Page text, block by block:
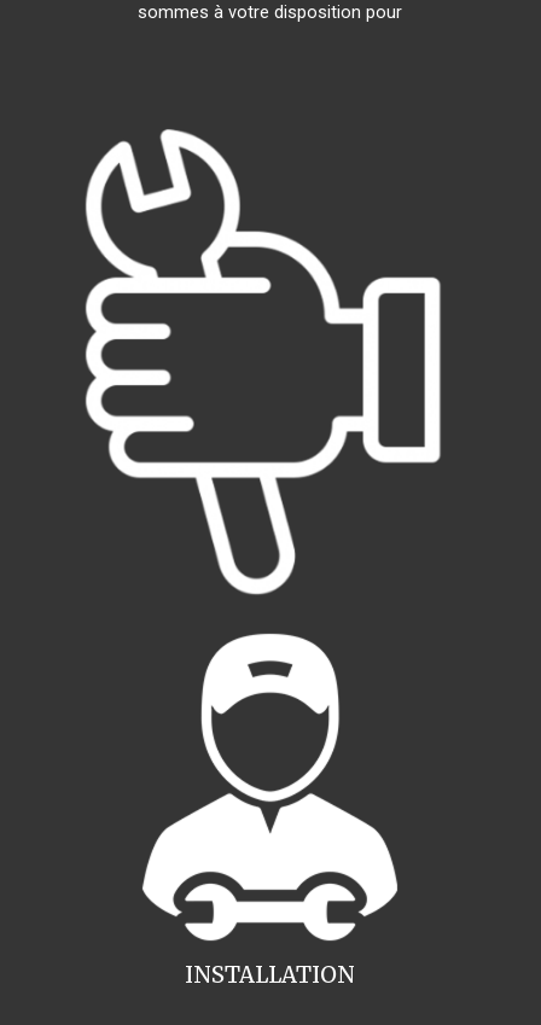
sommes à votre disposition pour
INSTALLATION